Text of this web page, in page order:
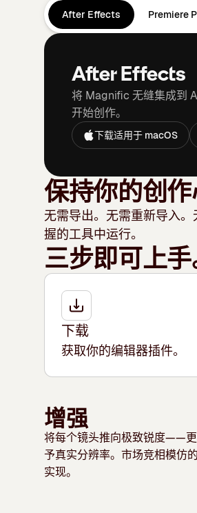
After Effects Premiere
After Effects
将 Magnific 无缝集成到
开始创作。
下载适用于 macOS
保持你的创作
无需导出。无需重新导入
握的工具中运行。
三步即可上手
下载
获取你的编辑器插件。
增强
将每个镜头推向极致锐度——
予真实分辨率。市场竞相模仿
实现。